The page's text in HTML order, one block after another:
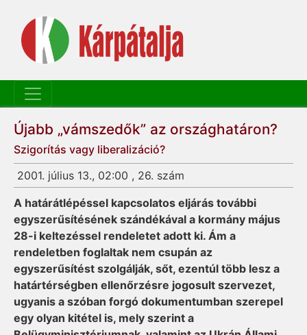
Újabb „vámszedők” az országhatáron?
Szigorítás vagy liberalizáció?
2001. július 13., 02:00 , 26. szám
A határátlépéssel kapcsolatos eljárás további
egyszerűsítésének szándékával a kormány május
28-i keltezéssel rendeletet adott ki. Ám a
rendeletben foglaltak nem csupán az
egyszerűsítést szolgálják, sőt, ezentúl több lesz a
határtérségben ellenőrzésre jogosult szervezet,
ugyanis a szóban forgó dokumentumban szerepel
egy olyan kitétel is, mely szerint a